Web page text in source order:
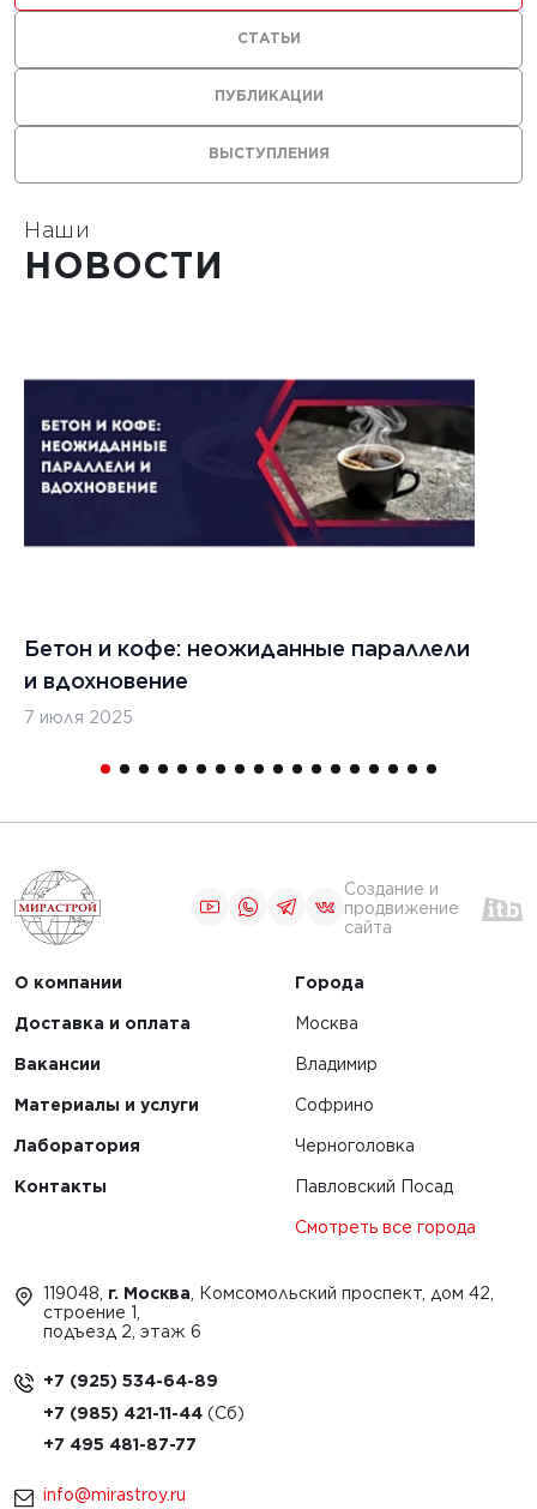
1 2
ВЫСТУПЛЕНИЯ
ПУБЛИКАЦИИ
СТАТЬИ
Наши
НОВОСТИ
Бетон и кофе: неожиданные параллели
и вдохновение
7 июля 2025
Создание и
продвижение
сайта
О компании
Доставка и оплата
Вакансии
Материалы и услуги
Лаборатория
Контакты
Города
Москва
Владимир
Софрино
Черноголовка
Павловский Посад
Смотреть все города
119048, г. Москва , Комсомольский проспект, дом 42,
строение 1,
подъезд 2, этаж 6
+7 (925) 534-64-89
+7 (985) 421-11-44
+7 495 481-87-77
info@mirastroy.ru